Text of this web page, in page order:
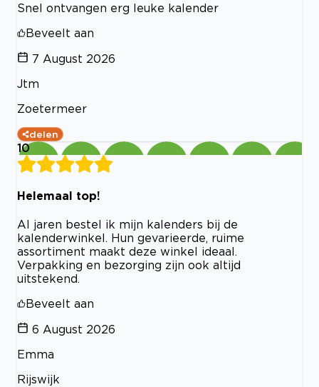
Snel ontvangen erg leuke kalender
Beveelt aan
7 August 2026
Jtm
Zoetermeer
delen
10
Helemaal top!
Al jaren bestel ik mijn kalenders bij de
kalenderwinkel. Hun gevarieerde, ruime
assortiment maakt deze winkel ideaal.
Verpakking en bezorging zijn ook altijd
uitstekend.
Beveelt aan
6 August 2026
Emma
Rijswijk